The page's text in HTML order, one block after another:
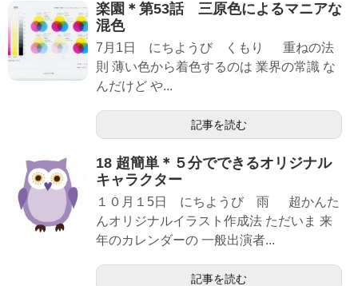
楽園＊第53話 三原色によるマニアな
混色
7月1日 にちようび くもり 重ねの法
則 薄い色から着色するのは 業界の常識 な
んだけど や...
記事を読む
18 超簡単＊５分でできるオリジナル
キャラクター
１０月１5日 にちようび 雨 超かんた
んオリジナルイラスト作成法 ただいま 来
年のカレンダーの 一般出演者...
記事を読む